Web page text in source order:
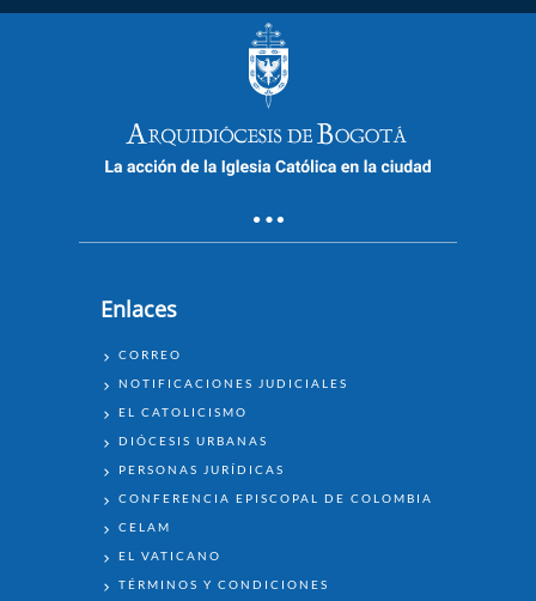
Enlaces
ENLACES
CORREO
NOTIFICACIONES JUDICIALES
EL CATOLICISMO
DIÓCESIS URBANAS
PERSONAS JURÍDICAS
CONFERENCIA EPISCOPAL DE COLOMBIA
CELAM
EL VATICANO
TÉRMINOS Y CONDICIONES